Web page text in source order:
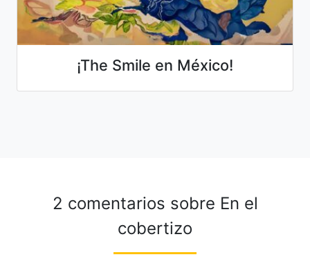
¡The Smile en México!
2 comentarios sobre En el
cobertizo